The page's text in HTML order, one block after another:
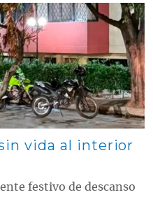
vida al interior
festivo de descanso